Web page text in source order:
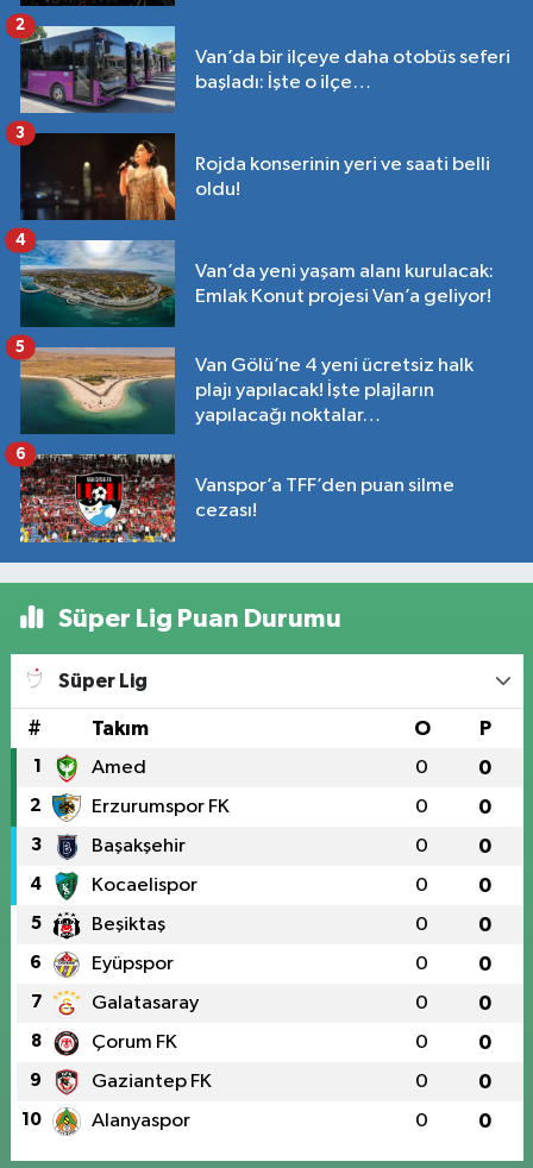
Van’da bir ilçeye daha otobüs seferi
başladı: İşte o ilçe…
2
Rojda konserinin yeri ve saati belli
oldu!
3
Van’da yeni yaşam alanı kurulacak:
Emlak Konut projesi Van’a geliyor!
4
Van Gölü’ne 4 yeni ücretsiz halk
plajı yapılacak! İşte plajların
yapılacağı noktalar…
5
Vanspor’a TFF’den puan silme
cezası!
6
Süper Lig Puan Durumu
Süper Lig
# Takım O P
1 Amed 0 0
2 Erzurumspor FK 0 0
3 Başakşehir 0 0
4 Kocaelispor 0 0
5 Beşiktaş 0 0
6 Eyüpspor 0 0
7 Galatasaray 0 0
8 Çorum FK 0 0
9 Gaziantep FK 0 0
10 Alanyaspor 0 0